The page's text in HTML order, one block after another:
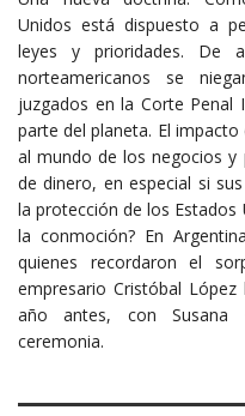
Unidos está dispuesto a
leyes y prioridades. De
norteamericanos se
juzgados en la Corte Penal
parte del planeta. El
al mundo de los negocios
de dinero, en especial si
la protección de los Estados
la conmoción? En
quienes recordaron el
empresario Cristóbal
año antes, con Susana
ceremonia.